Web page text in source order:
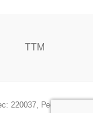
ТТМ
220037, Республика